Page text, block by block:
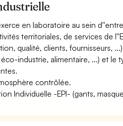
en laboratoire au sein
territoriales, de services de
qualité, clients, fournisseurs,
industrie, alimentaire, ...) et le
contrôlée.
Individuelle -EPI- (gants,